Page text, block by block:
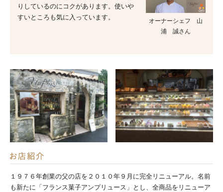
オーナーシェフ 山
浦 誠さん
りしているのにコクがあります。使いや
すいところも気に入っています。
１９７６年創業の父の店を２０１０年９月に完全リニューアル。名前
も新たに「フランス菓子アンプリュース」とし、全商品をリニューア